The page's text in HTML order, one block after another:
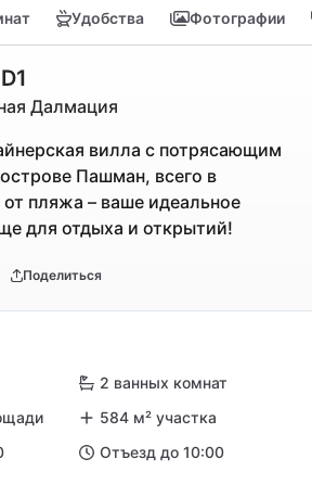
Удобства Фотографии
Далмация
вилла с потрясающим
Пашман, всего в
пляжа – ваше идеальное
для отдыха и открытий!
Поделиться
2 ванных комнат
584 м² участка
Отъезд до 10:00